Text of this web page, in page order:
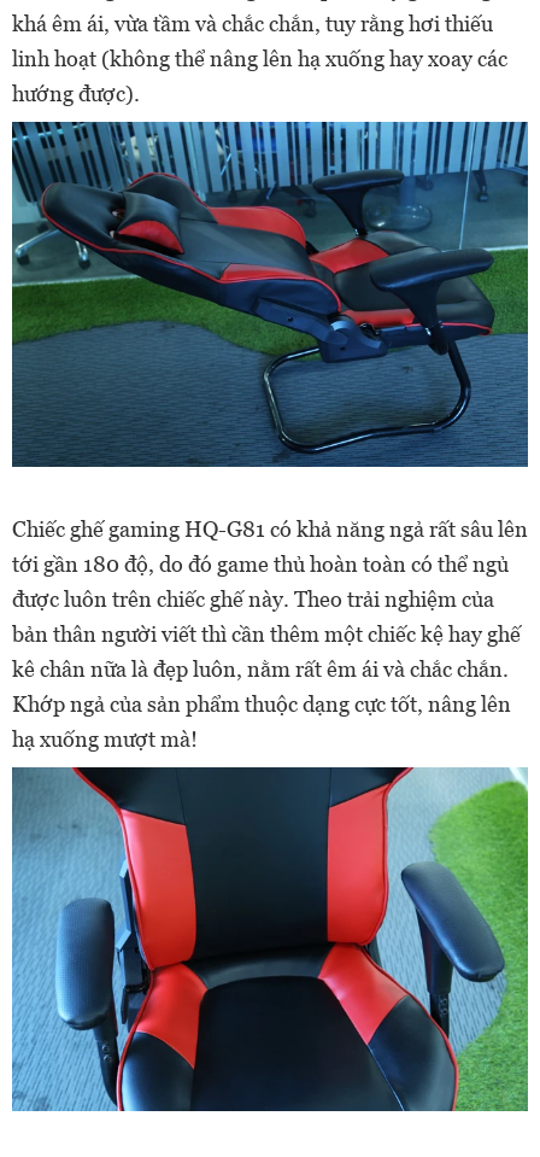
khá êm ái, vừa tầm và chắc chắn, tuy rằng hơi thiếu
linh hoạt (không thể nâng lên hạ xuống hay xoay các
hướng được).
Chiếc ghế gaming HQ-G81 có khả năng ngả rất sâu lên
tới gần 180 độ, do đó game thủ hoàn toàn có thể ngủ
được luôn trên chiếc ghế này. Theo trải nghiệm của
bản thân người viết thì cần thêm một chiếc kệ hay ghế
kê chân nữa là đẹp luôn, nằm rất êm ái và chắc chắn.
Khớp ngả của sản phẩm thuộc dạng cực tốt, nâng lên
hạ xuống mượt mà!